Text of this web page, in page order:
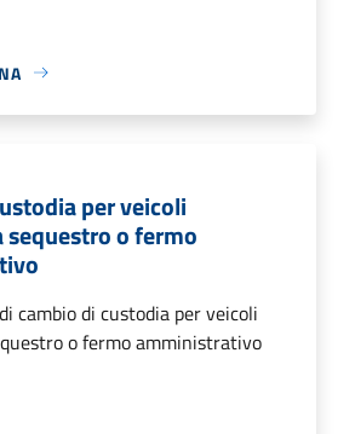
per veicoli
o fermo
cambio di custodia per veicoli
o fermo amministrativo